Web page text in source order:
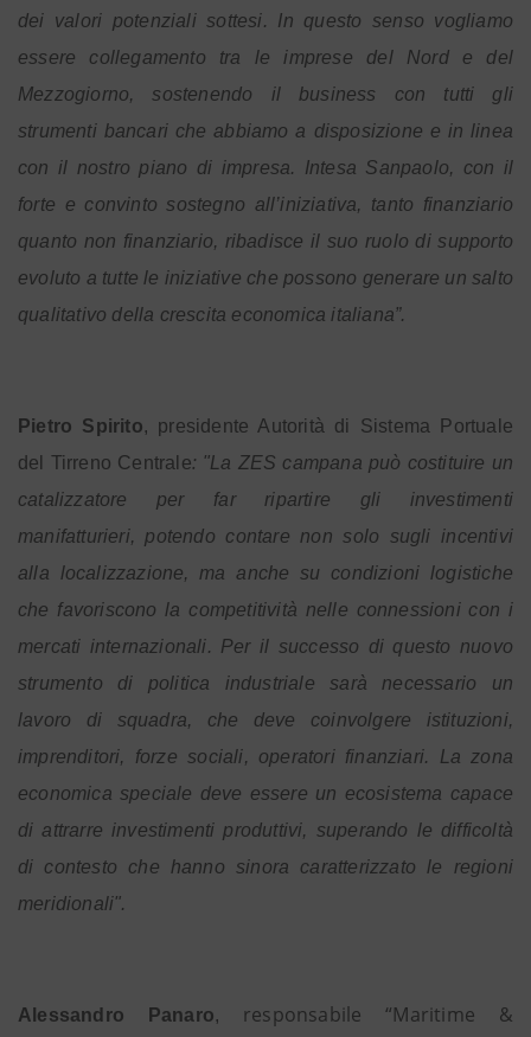
dei valori potenziali sottesi. In questo senso vogliamo
essere collegamento tra le imprese del Nord e del
Mezzogiorno, sostenendo il business con tutti gli
strumenti bancari che abbiamo a disposizione e in linea
con il nostro piano di impresa. Intesa Sanpaolo, con il
forte e convinto sostegno all’iniziativa, tanto finanziario
quanto non finanziario, ribadisce il suo ruolo di supporto
evoluto a tutte le iniziative che possono generare un salto
qualitativo della crescita economica italiana”.
Pietro Spirito, presidente Autorità di Sistema Portuale
del Tirreno Centrale: "La ZES campana può costituire un
catalizzatore per far ripartire gli investimenti
manifatturieri, potendo contare non solo sugli incentivi
alla localizzazione, ma anche su condizioni logistiche
che favoriscono la competitività nelle connessioni con i
mercati internazionali. Per il successo di questo nuovo
strumento di politica industriale sarà necessario un
lavoro di squadra, che deve coinvolgere istituzioni,
imprenditori, forze sociali, operatori finanziari. La zona
economica speciale deve essere un ecosistema capace
di attrarre investimenti produttivi, superando le difficoltà
di contesto che hanno sinora caratterizzato le regioni
meridionali".
Alessandro Panaro, responsabile “Maritime &